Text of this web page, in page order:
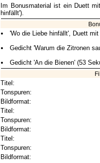
Im Bonusmaterial ist ein Duett
hinfällt').
'Wo die Liebe hinfällt', Duett
Gedicht 'Warum die Zitronen
Gedicht 'An die Bienen' (53
Titel:
Tonspuren:
Bildformat:
Titel:
Tonspuren:
Bildformat:
Titel:
Tonspuren:
Bildformat: